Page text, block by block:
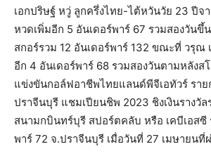
เอกปริษฐ์ หวู่ ลูกครึ่งไทย-ไต้หวันวัย 23 ปีจ
หวดเพิ่มอีก 5 อันเดอร์พาร์ 67 รวมสองวันขึ้
สกอร์รวม 12 อันเดอร์พาร์ 132 ขณะที่ วรุณ
อีก 4 อันเดอร์พาร์ 68 รวมสองวันตามหลังส
แข่งขันกอล์ฟอาชีพไทยแลนด์พีจีเอทัวร์ ราย
ปราจีนบุรี แชมเปียนชิพ 2023 ชิงเงินรางวั
สนามกบินทร์บุรี สปอร์ตคลับ หรือ เคบีเอสซี
พาร์ 72 จ.ปราจีนบุรี เมื่อวันที่ 27 เมษายนที่